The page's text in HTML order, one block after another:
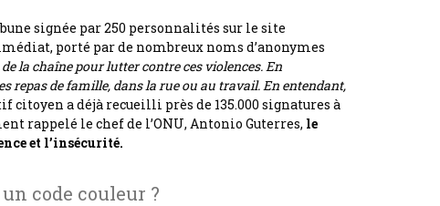
signée par 250 personnalités sur le site
porté par de nombreux noms d’anonymes
la chaîne pour lutter contre ces violences. En
repas de famille, dans la rue ou au travail. En entendant,
citoyen a déjà recueilli près de 135.000 signatures à
rappelé le chef de l’ONU, Antonio Guterres, le
et l’insécurité.
code couleur ?